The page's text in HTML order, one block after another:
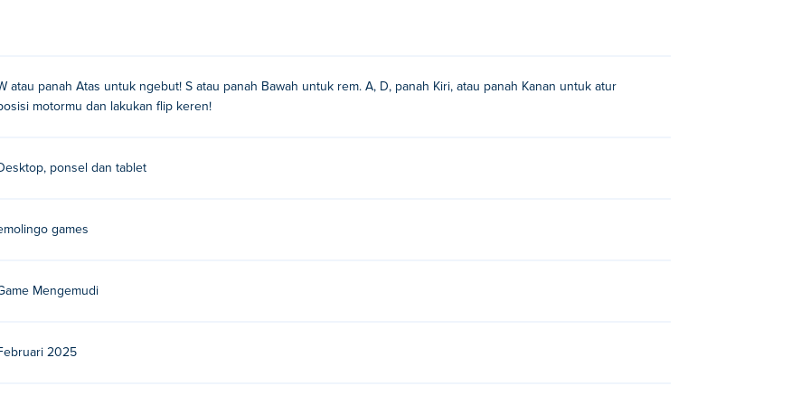
tombol panah A dan D atau kiri dan kanan untuk melakukan jungkir balik depan dan jungkir balik
Mobil?
!
di perangkat seluler dan desktop?
atau panah Atas untuk ngebut! S atau panah Bawah untuk rem. A, D, panah Kiri, atau panah Kanan untuk atur
motormu dan lakukan flip keren!
ponsel dan tablet
games
Mengemudi
2025